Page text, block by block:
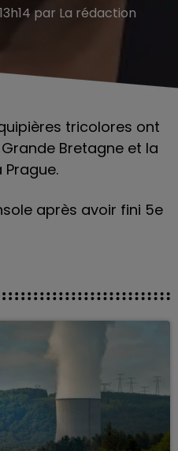
par La rédaction
tricolores ont
Bretagne et la
après avoir fini 5e